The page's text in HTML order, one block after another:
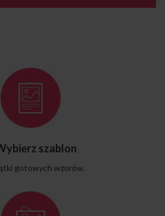
szablon
gotowych wzorów.